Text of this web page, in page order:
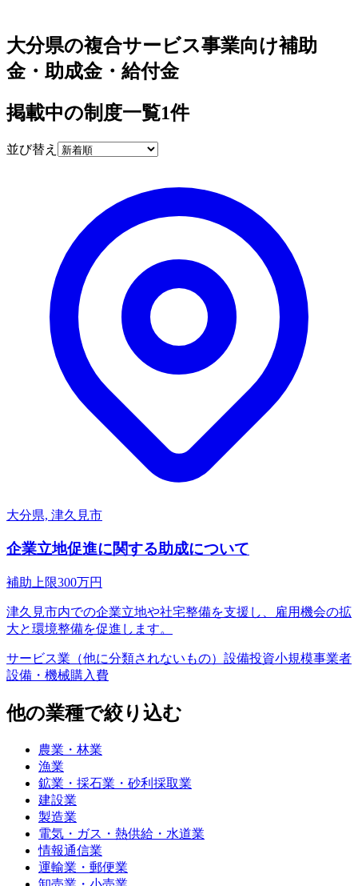
大分県の複合サービス事業向け補助
金・助成金・給付金
掲載中の制度一覧1件
並び替え
大分県, 津久見市
企業立地促進に関する助成について
補助上限300万円
津久見市内での企業立地や社宅整備を支援し、雇用機会の拡
大と環境整備を促進します。
サービス業（他に分類されないもの） 設備投資小規模事業者
設備・機械購入費
他の業種で絞り込む
農業・林業
漁業
鉱業・採石業・砂利採取業
建設業
製造業
電気・ガス・熱供給・水道業
情報通信業
運輸業・郵便業